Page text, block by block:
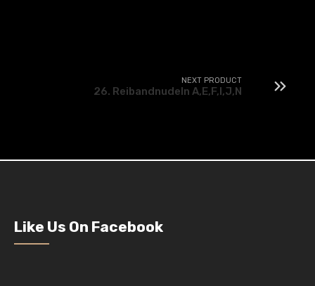
NEXT PRODUCT
26. Reibandnudeln A,E,F,I,J,N
Like Us On Facebook